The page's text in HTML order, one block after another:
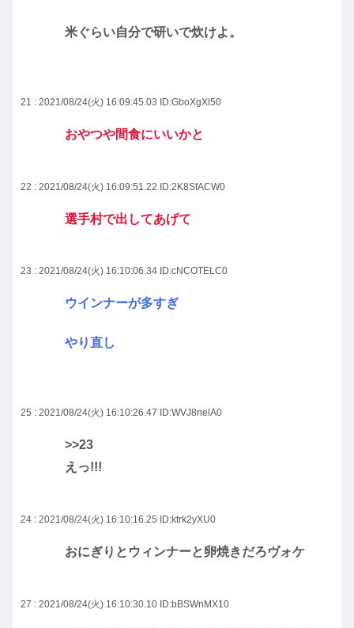
米ぐらい自分で研いで炊けよ。
21 : 2021/08/24(火) 16:09:45.03 ID:GboXgXl50
おやつや間食にいいかと
22 : 2021/08/24(火) 16:09:51.22 ID:2K8SfACW0
選手村で出してあげて
23 : 2021/08/24(火) 16:10:06.34 ID:cNCOTELC0
ウインナーが多すぎ
やり直し
25 : 2021/08/24(火) 16:10:26.47 ID:WVJ8nelA0
>>23
えっ!!!
24 : 2021/08/24(火) 16:10:16.25 ID:ktrk2yXU0
おにぎりとウィンナーと卵焼きだろヴォケ
27 : 2021/08/24(火) 16:10:30.10 ID:bBSWnMX10